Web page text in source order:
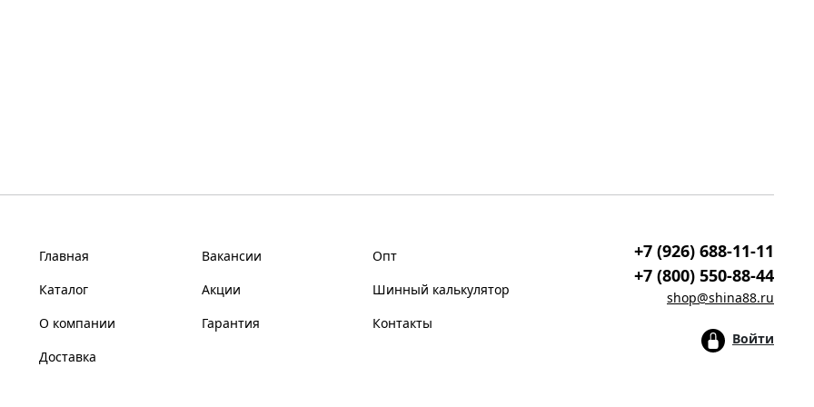
Главная
Каталог
О компании
Доставка
Вакансии
Акции
Гарантия
Опт
Шинный калькулятор
Контакты
+7 (926) 688-11-11
+7 (800) 550-88-44
shop@shina88.ru
Войти